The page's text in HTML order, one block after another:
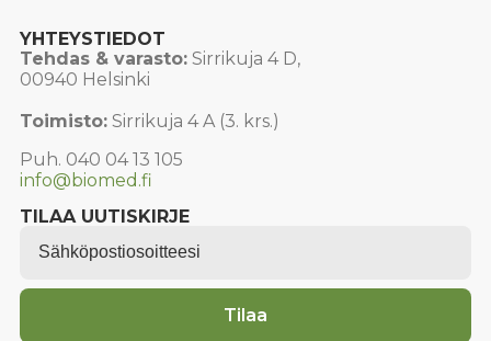
YHTEYSTIEDOT
Tehdas & varasto:Sirrikuja 4 D,
00940 Helsinki
Toimisto:Sirrikuja 4 A (3. krs.)
Puh. 040 04 13 105
info@biomed.fi
TILAA UUTISKIRJE
Tilaa